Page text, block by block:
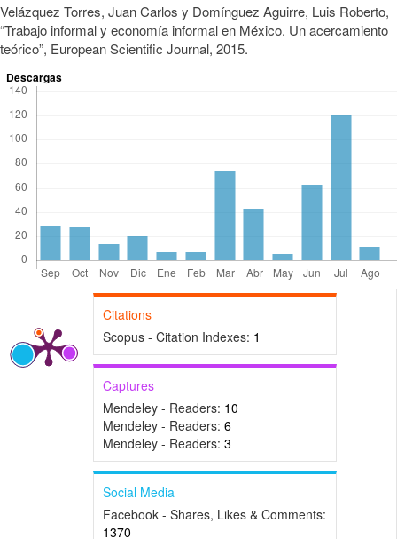
Velázquez Torres, Juan Carlos y Domínguez Aguirre, Luis Roberto,
“Trabajo informal y economía informal en México. Un acercamiento
teórico”, European Scientific Journal, 2015.
Descargas
Citations
Scopus - Citation Indexes: 1
Captures
Mendeley - Readers: 10
Mendeley - Readers: 6
Mendeley - Readers: 3
Social Media
Facebook - Shares, Likes & Comments:
1370